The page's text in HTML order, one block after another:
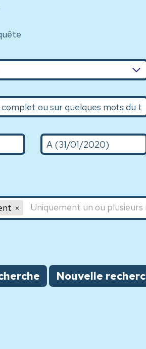
ou sur quelques mots du
A (31/01/2020)
clé 3
Nouvelle